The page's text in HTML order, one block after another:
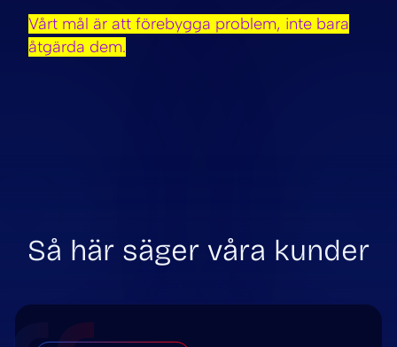
Vårt mål är att förebygga problem, inte bara
åtgärda dem.
Så här säger våra kunder